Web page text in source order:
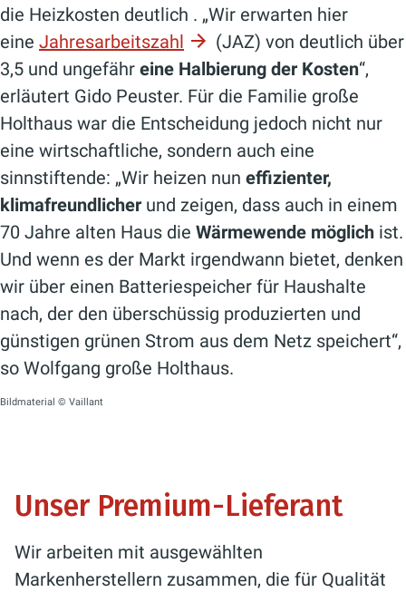
die Heizkosten deutlich . „Wir erwarten hier
eine Jahresarbeitszahl
(JAZ) von deutlich über
3,5 und ungefähr eine Halbierung der Kosten“,
erläutert Gido Peuster. Für die Familie große
Holthaus war die Entscheidung jedoch nicht nur
eine wirtschaftliche, sondern auch eine
sinnstiftende: „Wir heizen nun effizienter,
klimafreundlicher und zeigen, dass auch in einem
70 Jahre alten Haus die Wärmewende möglich ist.
Und wenn es der Markt irgendwann bietet, denken
wir über einen Batteriespeicher für Haushalte
nach, der den überschüssig produzierten und
günstigen grünen Strom aus dem Netz speichert“,
so Wolfgang große Holthaus.
Bildmaterial © Vaillant
Unser Premium-Lieferant
Wir arbeiten mit ausgewählten
Markenherstellern zusammen, die für Qualität